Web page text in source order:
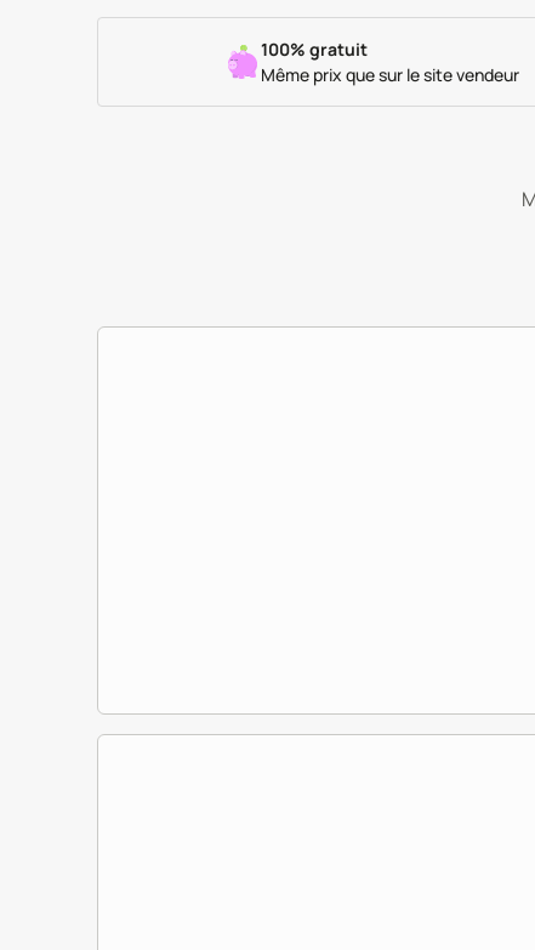
100% gratuit
Même prix que sur le site vendeur